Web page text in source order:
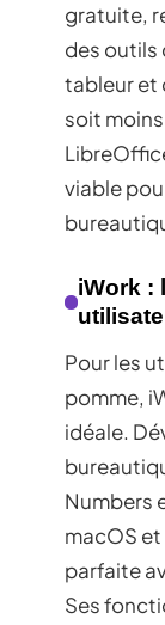
gratuite,
des outils
tableur et
soit
viable
iWork :
Pour les
pomme,
idéale.
Numbers
macOS
parfaite
Ses